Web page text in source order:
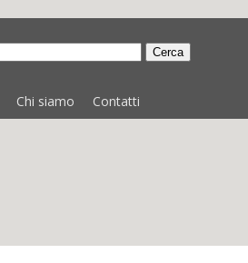
Chi siamo Contatti